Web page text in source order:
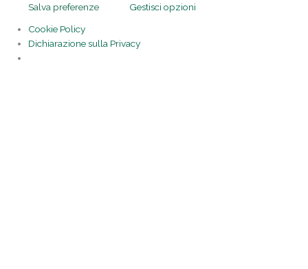
Salva preferenze
Gestisci opzioni
Cookie Policy
Dichiarazione sulla Privacy